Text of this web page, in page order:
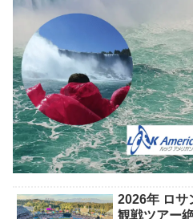
2026年 ロサ
観戦ツアー